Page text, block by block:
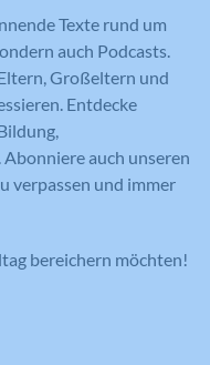
Texte rund um
auch Podcasts.
Großeltern und
Entdecke
auch unseren
verpassen und immer
bereichern möchten!